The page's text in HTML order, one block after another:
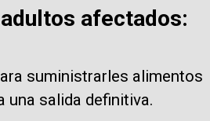
afectados:
suministrarles alimentos
una salida definitiva.